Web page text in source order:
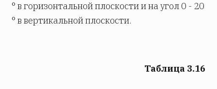
° в горизонтальной плоскости и на угол 0 - 20
° в вертикальной плоскости.
Таблица 3.16